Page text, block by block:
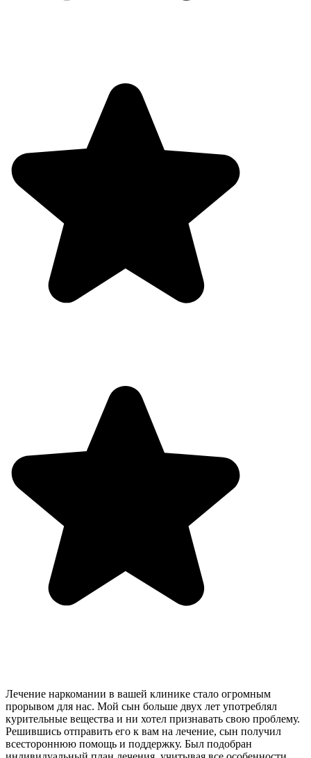
Лечение наркомании в вашей клинике стало огромным
прорывом для нас. Мой сын больше двух лет употреблял
курительные вещества и ни хотел признавать свою проблему.
Решившись отправить его к вам на лечение, сын получил
всестороннюю помощь и поддержку. Был подобран